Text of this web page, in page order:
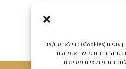
כדי לספק את חווית השימוש הטובה ביותר, אנו משתמשים בטכנולוגיות כגון עוגיות (Cookies) כדי לאחסן ו/או
התנהגות גלישה או מזהים
ופונקציות מסוימות.